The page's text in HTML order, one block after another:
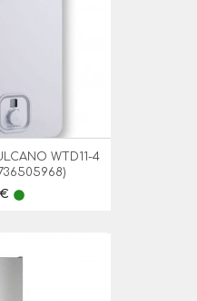
WTD11-4
lens